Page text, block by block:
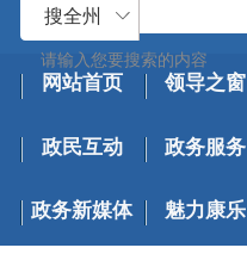
搜全州
网站首页 领导之窗
政民互动 政务服务
政务新媒体 魅力康乐